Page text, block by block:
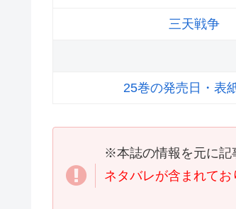
三天戦争
25巻の発売日・表
※本誌の情報を元に記
ネタバレが含まれてお